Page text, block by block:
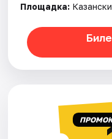
Площадка: